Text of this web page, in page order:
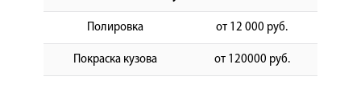
Полировка от 12 000 руб.
Покраска кузова от 120000 руб.